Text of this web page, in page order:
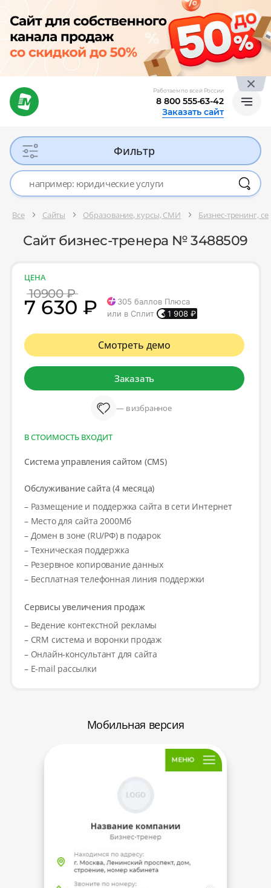
Работаем по всей России
8 800 555-63-42
Заказать сайт
Фильтр
Все Сайты Образование, курсы, СМИ Бизнес-тренинг,
Сайт бизнес-тренера № 3488509
ЦЕНА
10900 ₽
7 630 ₽ 305 баллов Плюса
или в Сплит
1 908 ₽
Смотреть демо
Заказать
— в избранное
В СТОИМОСТЬ ВХОДИТ
Система управления сайтом (CMS)
Обслуживание сайта (4 месяца)
– Размещение и поддержка сайта в сети Интернет
– Место для сайта 2000Мб
– Домен в зоне (RU/РФ) в подарок
– Техническая поддержка
– Резервное копирование данных
– Бесплатная телефонная линия поддержки
Сервисы увеличения продаж
– Ведение контекстной рекламы
– CRM система и воронки продаж
– Онлайн-консультант для сайта
– E-mail рассылки
Мобильная версия